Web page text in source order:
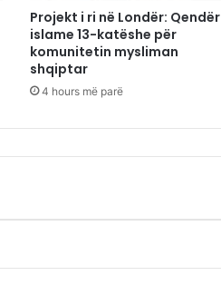
Projekt i ri në Londër: Qendër
islame 13-katëshe për
komunitetin mysliman
shqiptar
4 hours më parë